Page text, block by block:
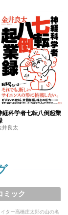
経科学者七転八倒起業
井良太
ミック
ター高橋庄太郎の山の名